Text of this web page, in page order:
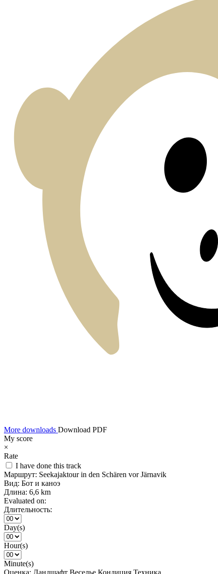
More downloads Download PDF
My score
×
Rate
I have done this track
Маршрут: Seekajaktour in den Schären vor Järnavik
Вид: Бот и каноэ
Длина: 6,6 km
Evaluated on:
Длительность:
Day(s)
Hour(s)
Minute(s)
Оценка: Ландшафт Веселье Кондиция Техника